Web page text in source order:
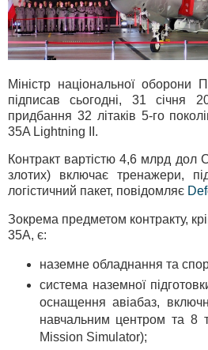
Міністр національної
підписав сьогодні, 31 січня
придбання 32 літаків 5-го
35A Lightning II.
Контракт вартістю 4,6 млрд
злотих) включає тренажери,
логістичний пакет, повідомляє
Зокрема предметом контракту,
35A, є:
наземне обладнання та
система наземної
оснащення авіабаз,
навчальним центром та 8
Mission Simulator);